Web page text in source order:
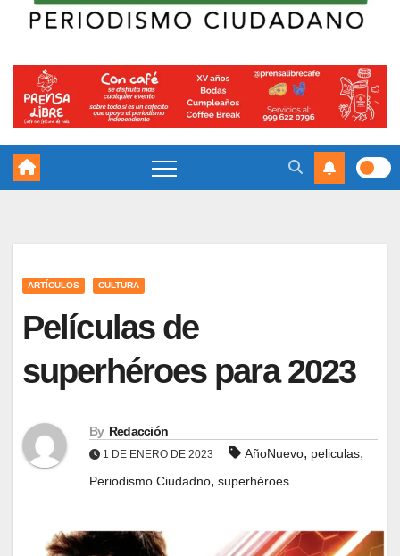
ARTÍCULOS CULTURA
Películas de
superhéroes para 2023
By Redacción
1 DE ENERO DE 2023 AñoNuevo, peliculas,
Periodismo Ciudadno, superhéroes